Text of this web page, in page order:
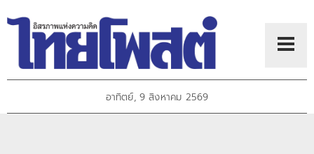
อาทิตย์, 9 สิงหาคม 2569